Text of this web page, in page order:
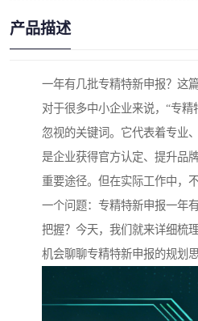
产品描述
一年有几批专精特新申报？这
对于很多中小企业来说，“专精
忽视的关键词。它代表着专业
是企业获得官方认定、提升品
重要途径。但在实际工作中，
一个问题：专精特新申报一年
把握？今天，我们就来详细梳
机会聊聊专精特新申报的规划思